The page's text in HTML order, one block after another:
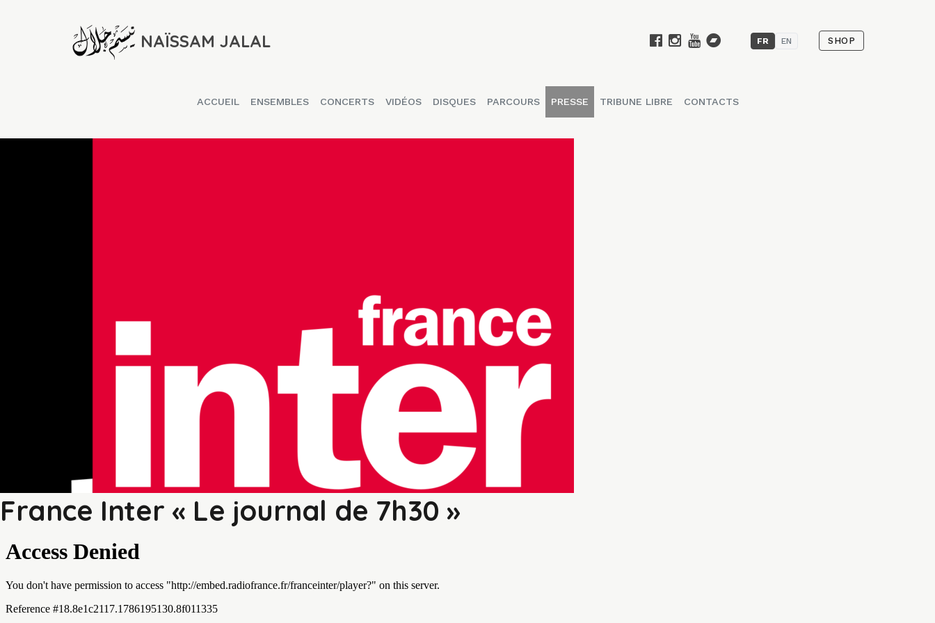
NAÏSSAM JALAL FR EN SHOP
ACCUEIL ENSEMBLES CONCERTS VIDÉOS DISQUES PARCOURS PRESSE TRIBUNE LIBRE CONTACTS
France Inter « Le journal de 7h30 »